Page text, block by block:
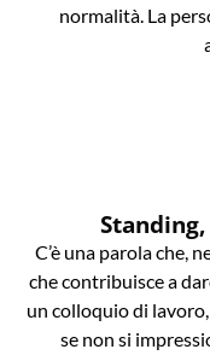
normalità. La
C’è una parola che,
che contribuisce a
un colloquio di
se non si